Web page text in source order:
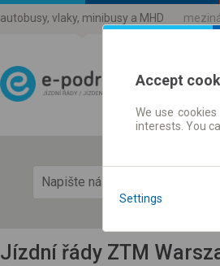
autobusy, vlaky, minibusy a MHD
Jízdní řády ZTM
Accept
We use
interests. You
Settings